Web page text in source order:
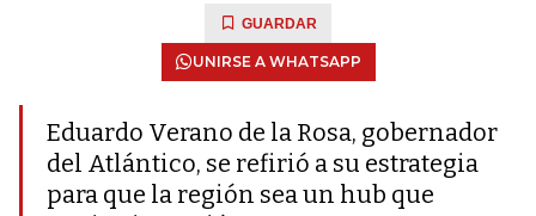
GUARDAR
UNIRSE A WHATSAPP
Eduardo Verano de la Rosa, gobernador
del Atlántico, se refirió a su estrategia
para que la región sea un hub que